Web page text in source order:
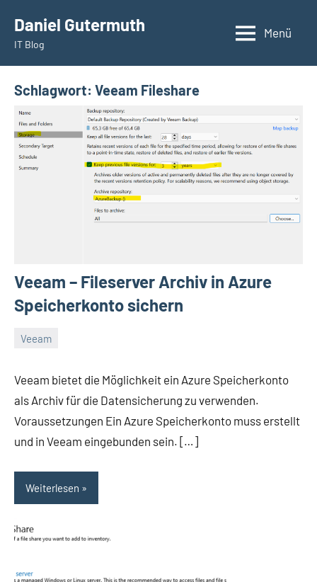
Inhalt
springen
Daniel Gutermuth
IT Blog
Menü
Schlagwort: Veeam Fileshare
Veeam – Fileserver Archiv in Azure
Speicherkonto sichern
Veeam
2021
Veeam bietet die Möglichkeit ein Azure Speicherkonto
als Archiv für die Datensicherung zu verwenden.
Voraussetzungen Ein Azure Speicherkonto muss erstellt
und in Veeam eingebunden sein. […]
Weiterlesen